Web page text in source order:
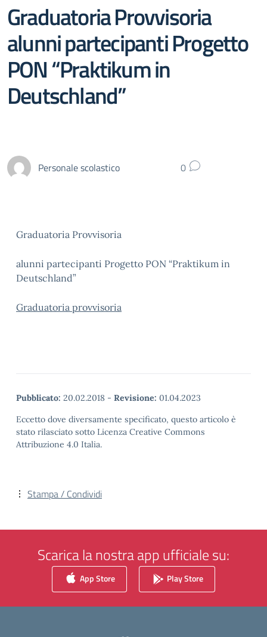
Graduatoria Provvisoria
alunni partecipanti Progetto
PON “Praktikum in
Deutschland”
Personale scolastico 0
Graduatoria Provvisoria
alunni partecipanti Progetto PON “Praktikum in
Deutschland”
Graduatoria provvisoria
Pubblicato: 20.02.2018 - Revisione: 01.04.2023
Eccetto dove diversamente specificato, questo articolo è
stato rilasciato sotto Licenza Creative Commons
Attribuzione 4.0 Italia.
Stampa / Condividi
Scarica la nostra app ufficiale su:
App Store Play Store